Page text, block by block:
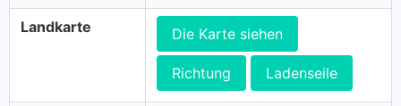
Landkarte Die Karte siehen
Richtung Ladenseile